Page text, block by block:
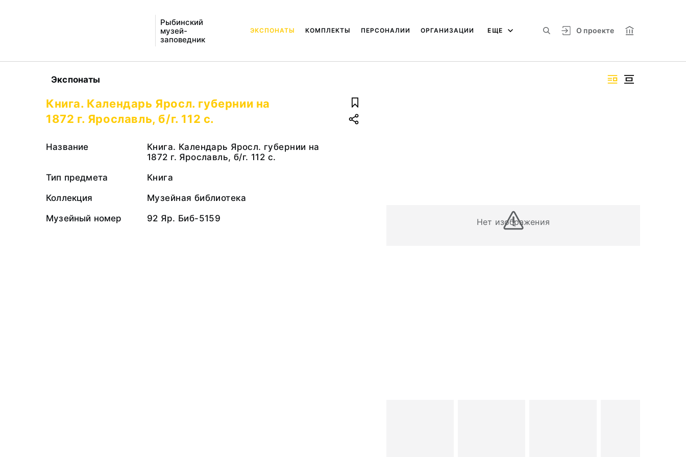
Рыбинский
музей-
заповедник
О проекте
ЭКСПОНАТЫ КОМПЛЕКТЫ ПЕРСОНАЛИИ ОРГАНИЗАЦИИ ЕЩЕ
Экспонаты
Нет изображения
Книга. Календарь Яросл. губернии на
1872 г. Ярославль, б/г. 112 с.
Название
Книга. Календарь Яросл. губернии на
1872 г. Ярославль, б/г. 112 с.
Тип предмета
Книга
Коллекция
Музейная библиотека
Музейный номер
92 Яр. Биб-5159